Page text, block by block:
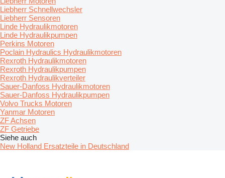
Liebherr Schnellwechsler
Liebherr Sensoren
Linde Hydraulikmotoren
Linde Hydraulikpumpen
Perkins Motoren
Poclain Hydraulics Hydraulikmotoren
Rexroth Hydraulikmotoren
Rexroth Hydraulikpumpen
Rexroth Hydraulikverteiler
Sauer-Danfoss Hydraulikmotoren
Sauer-Danfoss Hydraulikpumpen
Volvo Trucks Motoren
Yanmar Motoren
ZF Achsen
ZF Getriebe
Siehe auch
New Holland Ersatzteile in Deutschland